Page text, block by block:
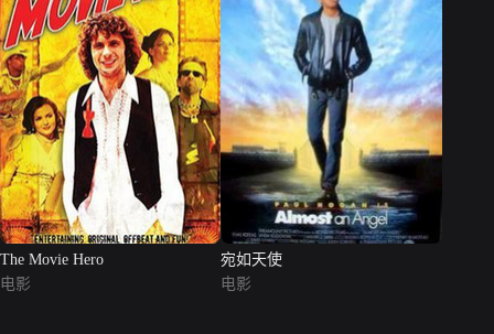
The Movie Hero
电影
宛如天使
电影